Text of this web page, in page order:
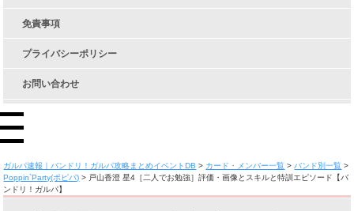
免責事項
プライバシーポリシー
お問い合わせ
ガルパ速報｜バンドリ！ガルパ攻略まとめイベントDB > カード・メンバー一覧 > バンド別一覧 >
Poppin`Party(ポピパ) > 戸山香澄 星4［二人でお勉強］評価・画像とスキルと特訓エピソード【バ
ンドリ！ガルパ】